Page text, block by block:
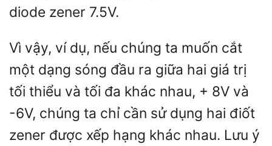
diode zener 7.5V.
Vì vậy, ví dụ, nếu chúng ta muốn cắt
một dạng sóng đầu ra giữa hai giá trị
tối thiểu và tối đa khác nhau, + 8V và
-6V, chúng ta chỉ cần sử dụng hai điốt
zener được xếp hạng khác nhau. Lưu ý